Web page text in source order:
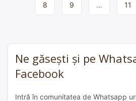
8 9 … 11
Ne găsești și pe
Facebook
Intră în comunitatea de Whatsapp